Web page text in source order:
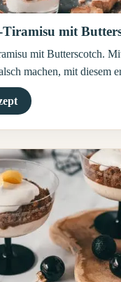
mit
mit Butterscotch.
machen, mit diesem